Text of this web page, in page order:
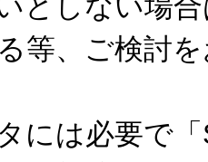
等、ご検討
には必要で